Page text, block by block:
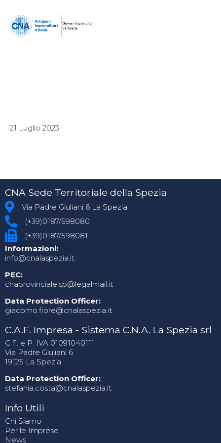
21 Luglio 2023
CNA Sede Territoriale della Spezia
Via Padre Giuliani 6 La Spezia
(+39)0187/598080
(+39)0187/598081
Informazioni:
info@cnalaspezia.it
PEC:
cnaprovinciale.sp@legalmail.it
Data Protection Officer:
giacomo.fiore@cnalaspezia.it
C.A.F. Impresa - Sistema C.N.A. La Spezia srl
C.F. e P. IVA 01091040111
Via Padre Giuliani 6
19125 La Spezia
Data Protection Officer:
stefania.costa@cnalaspezia.it
Info Utili
Chi Siamo
Per le Imprese
News